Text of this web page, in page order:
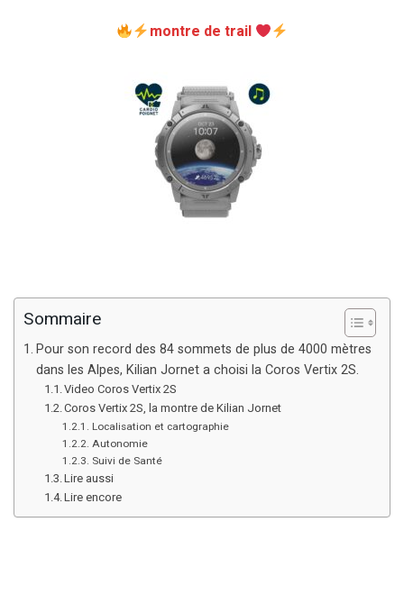
montre de trail
Sommaire
Pour son record des 84 sommets de plus de 4000 mètres
dans les Alpes, Kilian Jornet a choisi la Coros Vertix 2S.
Video Coros Vertix 2S
Coros Vertix 2S, la montre de Kilian Jornet
Localisation et cartographie
Autonomie
Suivi de Santé
Lire aussi
Lire encore